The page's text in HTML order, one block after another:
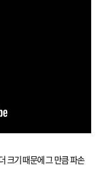
크기 때문에 그 만큼 파손